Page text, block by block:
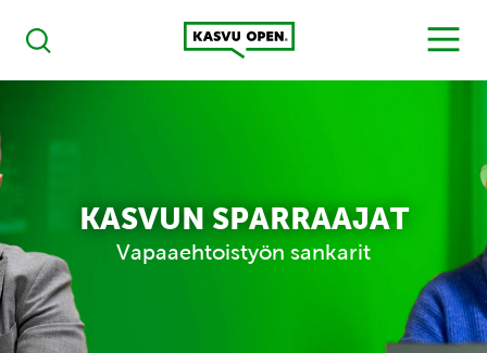
Haku
Kasvu Open
MENU
KASVUN SPARRAAJAT
Vapaaehtoistyön sankarit